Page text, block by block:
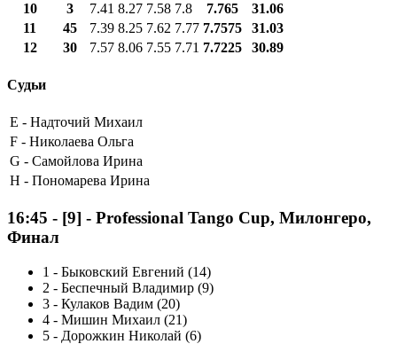
10
3 7.41 8.27 7.58 7.8 7.765
31.06
11
45 7.39 8.25 7.62 7.77 7.7575
31.03
12
30 7.57 8.06 7.55 7.71 7.7225 30.89
Судьи
E - Надточий Михаил
F - Николаева Ольга
G - Самойлова Ирина
H - Пономарева Ирина
16:45 - [9] - Professional Tango Cup, Милонгеро,
Финал
1 - Быковский Евгений (14)
2 - Беспечный Владимир (9)
3 - Кулаков Вадим (20)
4 - Мишин Михаил (21)
5 - Дорожкин Николай (6)